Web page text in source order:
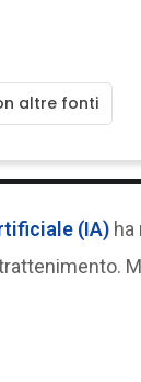
altre fonti
(IA) ha